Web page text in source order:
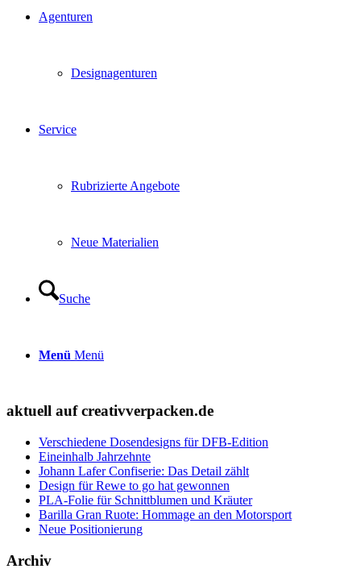
Agenturen
Designagenturen
Service
Rubrizierte Angebote
Neue Materialien
Suche
Menü Menü
aktuell auf creativverpacken.de
Verschiedene Dosendesigns für DFB-Edition
Eineinhalb Jahrzehnte
Johann Lafer Confiserie: Das Detail zählt
Design für Rewe to go hat gewonnen
PLA-Folie für Schnittblumen und Kräuter
Barilla Gran Ruote: Hommage an den Motorsport
Neue Positionierung
Archiv